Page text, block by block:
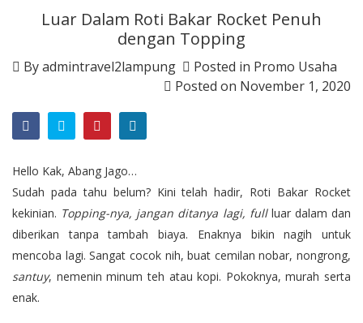
Luar Dalam Roti Bakar Rocket Penuh
dengan Topping
Byadmintravel2lampung Posted in Promo Usaha
Posted on November 1, 2020
Hello Kak, Abang Jago…
Sudah pada tahu belum? Kini telah hadir, Roti Bakar Rocket
kekinian. Topping-nya, jangan ditanya lagi, fullluar dalam dan
diberikan tanpa tambah biaya. Enaknya bikin nagih untuk
mencoba lagi. Sangat cocok nih, buat cemilan nobar, nongrong,
santuy, nemenin minum teh atau kopi. Pokoknya, murah serta
enak.